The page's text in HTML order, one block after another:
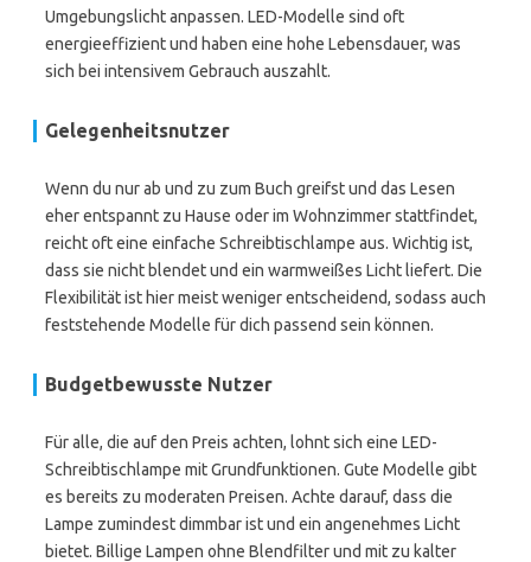
Umgebungslicht anpassen. LED-Modelle sind oft
energieeffizient und haben eine hohe Lebensdauer, was
sich bei intensivem Gebrauch auszahlt.
Gelegenheitsnutzer
Wenn du nur ab und zu zum Buch greifst und das Lesen
eher entspannt zu Hause oder im Wohnzimmer stattfindet,
reicht oft eine einfache Schreibtischlampe aus. Wichtig ist,
dass sie nicht blendet und ein warmweißes Licht liefert. Die
Flexibilität ist hier meist weniger entscheidend, sodass auch
feststehende Modelle für dich passend sein können.
Budgetbewusste Nutzer
Für alle, die auf den Preis achten, lohnt sich eine LED-
Schreibtischlampe mit Grundfunktionen. Gute Modelle gibt
es bereits zu moderaten Preisen. Achte darauf, dass die
Lampe zumindest dimmbar ist und ein angenehmes Licht
bietet. Billige Lampen ohne Blendfilter und mit zu kalter